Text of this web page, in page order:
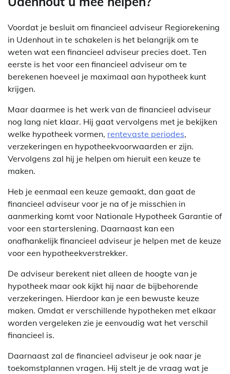
Voordat je besluit om financieel adviseur Regiorekening
in Udenhout in te schakelen is het belangrijk om te
weten wat een financieel adviseur precies doet. Ten
eerste is het voor een financieel adviseur om te
berekenen hoeveel je maximaal aan hypotheek kunt
krijgen.
Maar daarmee is het werk van de financieel adviseur
nog lang niet klaar. Hij gaat vervolgens met je bekijken
welke hypotheek vormen, rentevaste periodes,
verzekeringen en hypotheekvoorwaarden er zijn.
Vervolgens zal hij je helpen om hieruit een keuze te
maken.
Heb je eenmaal een keuze gemaakt, dan gaat de
financieel adviseur voor je na of je misschien in
aanmerking komt voor Nationale Hypotheek Garantie of
voor een starterslening. Daarnaast kan een
onafhankelijk financieel adviseur je helpen met de keuze
voor een hypotheekverstrekker.
De adviseur berekent niet alleen de hoogte van je
hypotheek maar ook kijkt hij naar de bijbehorende
verzekeringen. Hierdoor kan je een bewuste keuze
maken. Omdat er verschillende hypotheken met elkaar
worden vergeleken zie je eenvoudig wat het verschil
financieel is.
Daarnaast zal de financieel adviseur je ook naar je
toekomstplannen vragen. Hij stelt je de vraag wat je